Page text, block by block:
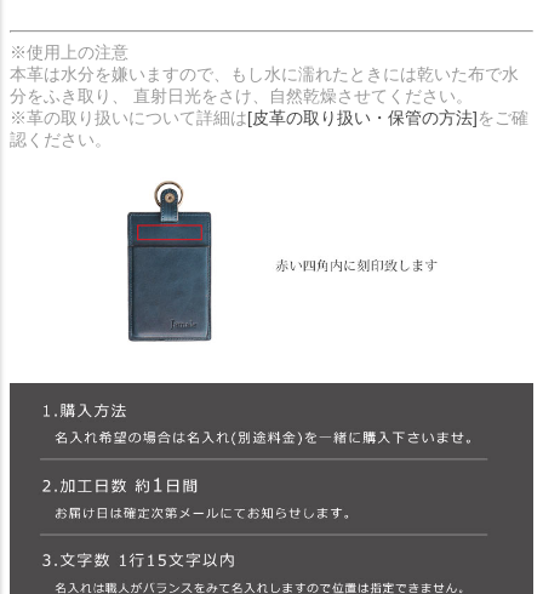
※使用上の注意
本革は水分を嫌いますので、もし水に濡れたときには乾いた布で水
分をふき取り、 直射日光をさけ、自然乾燥させてください。
※革の取り扱いについて詳細は[皮革の取り扱い・保管の方法]をご確
認ください。